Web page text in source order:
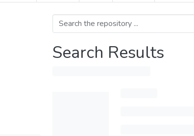
Search Results